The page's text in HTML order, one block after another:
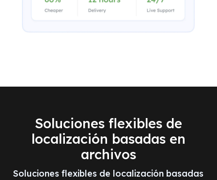
Soluciones flexibles de
localización basadas en
archivos
Soluciones flexibles de localización basadas